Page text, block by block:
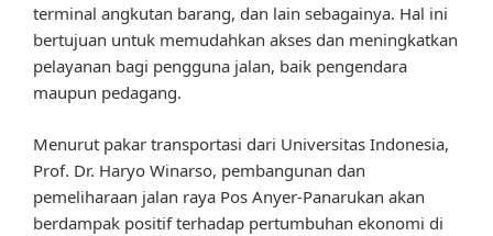
terminal angkutan barang, dan lain sebagainya. Hal ini
bertujuan untuk memudahkan akses dan meningkatkan
pelayanan bagi pengguna jalan, baik pengendara
maupun pedagang.
Menurut pakar transportasi dari Universitas Indonesia,
Prof. Dr. Haryo Winarso, pembangunan dan
pemeliharaan jalan raya Pos Anyer-Panarukan akan
berdampak positif terhadap pertumbuhan ekonomi di